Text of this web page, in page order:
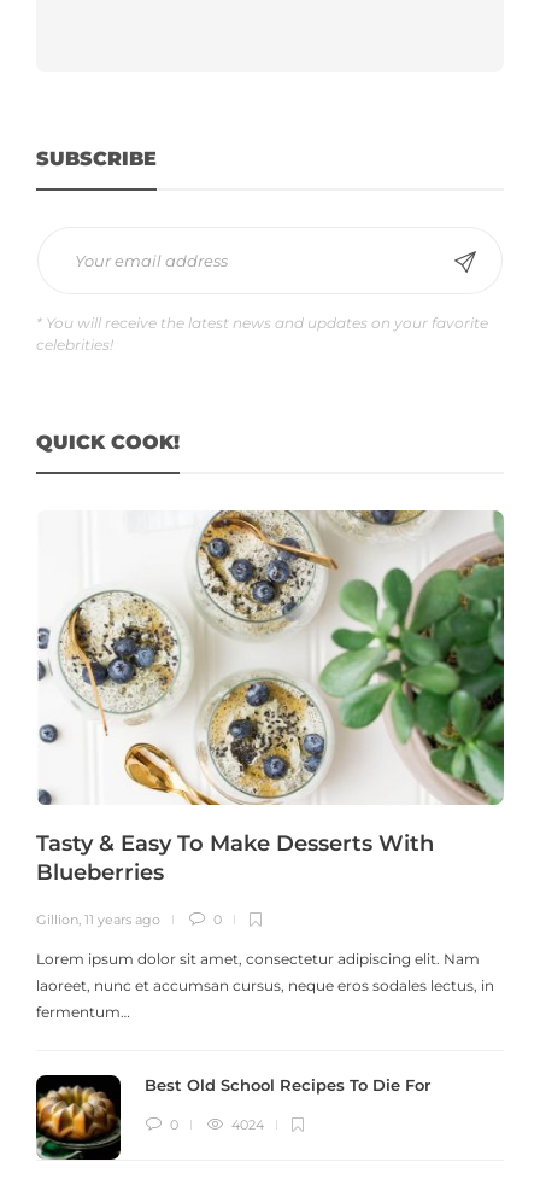
SUBSCRIBE
* You will receive the latest news and updates on your favorite
celebrities!
QUICK COOK!
Tasty & Easy To Make Desserts With
Blueberries
Gillion, 11 years ago 0
Lorem ipsum dolor sit amet, consectetur adipiscing elit. Nam
laoreet, nunc et accumsan cursus, neque eros sodales lectus, in
fermentum…
Best Old School Recipes To Die For
0 4024